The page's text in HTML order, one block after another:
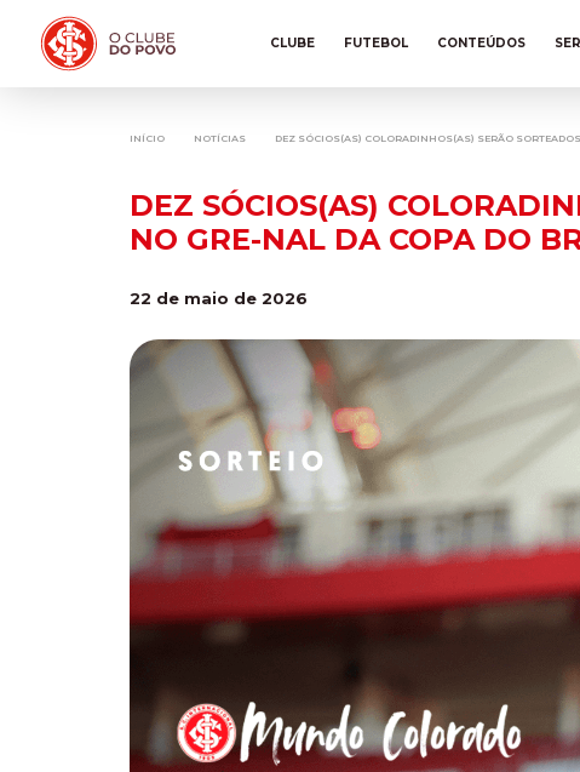
CLUBE FUTEBOL CONTEÚDOS
INÍCIO NOTÍCIAS DEZ SÓCIOS(AS) COLORADINHOS(AS) SERÃO
DEZ SÓCIOS(AS)
NO GRE-NAL DA COPA DO
22 de maio de 2026